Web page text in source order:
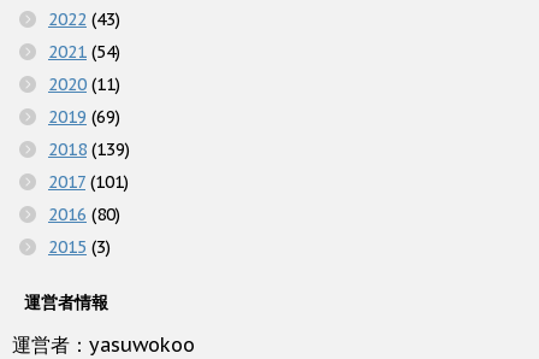
2022 (43)
2021 (54)
2020 (11)
2019 (69)
2018 (139)
2017 (101)
2016 (80)
2015 (3)
運営者情報
運営者：yasuwokoo